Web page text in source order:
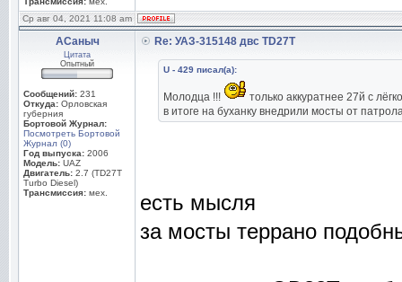
Ср авг 04, 2021 11:08 am
АСаныч
Цитата
Опытный
Сообщений: 231
Откуда: Орловская
губерния
Бортовой Журнал:
Посмотреть Бортовой
Журнал (0)
Год выпуска: 2006
Модель: UAZ
Двигатель: 2.7 (TD27T
Turbo Diesel)
Трансмиссия: мех.
Re: УАЗ-315148 двс TD27T
U - 429 писал(а):
Молодца !!!
только аккуратнее 27й с
в итоге на буханку внедрили мосты от
есть мысля
за мосты террано